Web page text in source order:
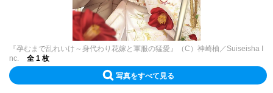
『孕むまで乱れいけ～身代わり花嫁と軍服の猛愛』（C）神崎柚／Suiseisha I
nc.
全 1 枚
写真をすべて見る